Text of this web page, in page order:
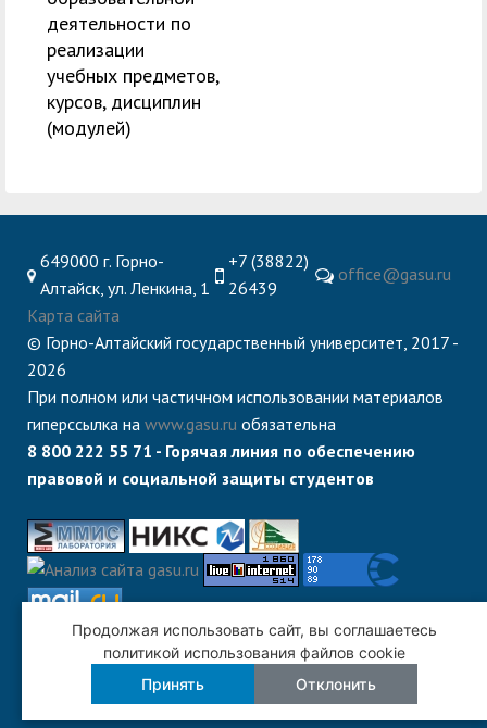
деятельности по
реализации
учебных предметов,
курсов, дисциплин
(модулей)
649000 г. Горно-
Алтайск, ул. Ленкина, 1
+7 (38822)
26439
office@gasu.ru
Карта сайта
© Горно-Алтайский государственный университет, 2017 -
2026
При полном или частичном использовании материалов
гиперссылка на www.gasu.ru обязательна
8 800 222 55 71 - Горячая линия по обеспечению
правовой и социальной защиты студентов
Продолжая использовать сайт, вы соглашаетесь
политикой использования файлов cookie
Принять
Отклонить